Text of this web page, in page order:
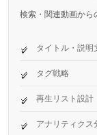
検索・関連動画から
タイトル・説明
タグ戦略
再生リスト設計
アナリティクス